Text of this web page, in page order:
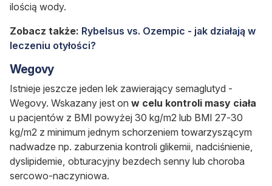
ilością wody.
Zobacz także: Rybelsus vs. Ozempic - jak działają w
leczeniu otyłości?
Wegovy
Istnieje jeszcze jeden lek zawierający semaglutyd -
Wegovy. Wskazany jest on w celu kontroli masy ciała
u pacjentów z BMI powyżej 30 kg/m2 lub BMI 27-30
kg/m2 z minimum jednym schorzeniem towarzyszącym
nadwadze np. zaburzenia kontroli glikemii, nadciśnienie,
dyslipidemie, obturacyjny bezdech senny lub choroba
sercowo-naczyniowa.